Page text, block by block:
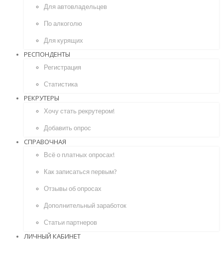
Для автовладельцев
По алкоголю
Для курящих
РЕСПОНДЕНТЫ
Регистрация
Статистика
РЕКРУТЕРЫ
Хочу стать рекрутером!
Добавить опрос
СПРАВОЧНАЯ
Всё о платных опросах!
Как записаться первым?
Отзывы об опросах
Дополнительный заработок
Статьи партнеров
ЛИЧНЫЙ КАБИНЕТ